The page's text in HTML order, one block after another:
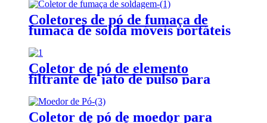
Coletores de pó de fumaça de
fumaça de solda móveis portáteis
Coletor de pó de elemento
filtrante de jato de pulso para
processamento de alimentos e
medicamentos
Coletor de pó de moedor para